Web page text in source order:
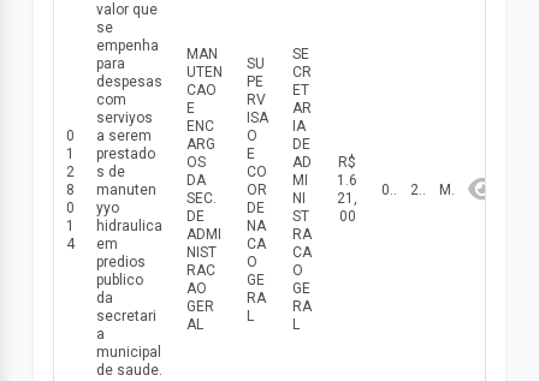
0
1
2
8
0
1
4
valor que
se
empenha
para
despesas
com
serviуos
a serem
prestado
s de
manuten
ууo
hidraulica
em
predios
publico
da
secretari
a
municipal
de saude.
MAN
UTEN
CAO
E
ENC
ARG
OS
DA
SEC.
DE
ADMI
NIST
RAC
AO
GER
AL
SU
PE
RV
ISA
O
E
CO
OR
DE
NA
CA
O
GE
RA
L
SE
CR
ET
AR
IA
DE
AD
MI
NI
ST
RA
CA
O
GE
RA
L
R$
1.6
21,
00
08/05/2026 2026 Maio